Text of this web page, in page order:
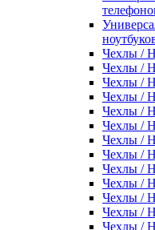
Чехлы /
Чехлы /
Чехлы /
Чехлы /
Чехлы /
Чехлы /
Чехлы /
Чехлы /
Чехлы /
Чехлы /
Чехлы /
Чехлы /
Чехлы /